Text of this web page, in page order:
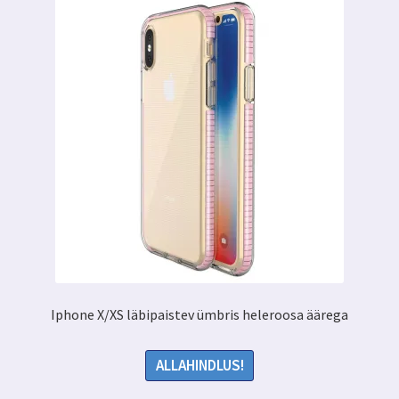
Iphone X/XS läbipaistev ümbris heleroosa äärega
ALLAHINDLUS!